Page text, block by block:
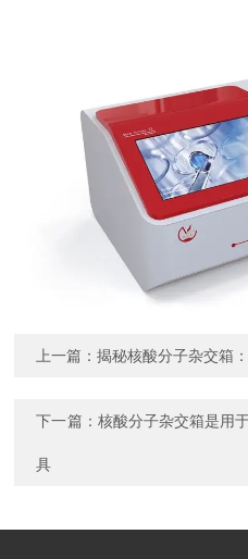
上一篇：揭秘核酸分子杂交箱
下一篇： 核酸分子杂交箱是用
具